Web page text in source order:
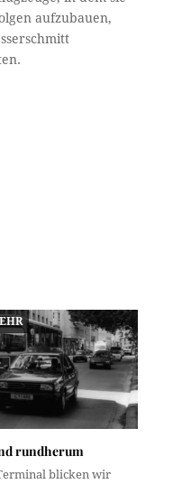
aufzubauen,
rundherum
blicken wir